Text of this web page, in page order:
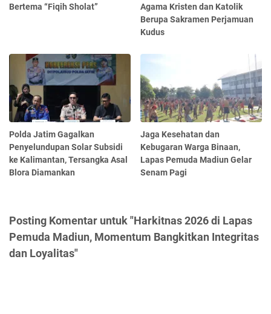
Bertema “Fiqih Sholat”
Agama Kristen dan Katolik
Berupa Sakramen Perjamuan
Kudus
Polda Jatim Gagalkan
Penyelundupan Solar Subsidi
ke Kalimantan, Tersangka Asal
Blora Diamankan
Jaga Kesehatan dan
Kebugaran Warga Binaan,
Lapas Pemuda Madiun Gelar
Senam Pagi
Posting Komentar untuk "Harkitnas 2026 di Lapas
Pemuda Madiun, Momentum Bangkitkan Integritas
dan Loyalitas"